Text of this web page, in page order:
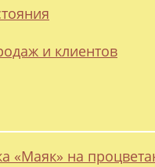
и клиентов
«Маяк» на